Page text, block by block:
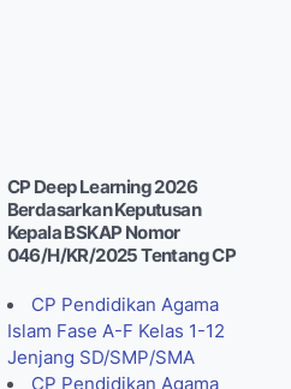
CP Deep Learning 2026
Berdasarkan Keputusan
Kepala BSKAP Nomor
046/H/KR/2025 Tentang CP
CP Pendidikan Agama
Islam Fase A-F Kelas 1-12
Jenjang SD/SMP/SMA
CP Pendidikan Agama